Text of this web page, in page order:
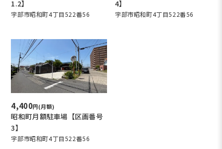
1.2】
宇部市昭和町4丁目522番56
4】
宇部市昭和町4丁目522番56
4,400円(月額)
昭和町月額駐車場【区画番号
3】
宇部市昭和町4丁目522番56